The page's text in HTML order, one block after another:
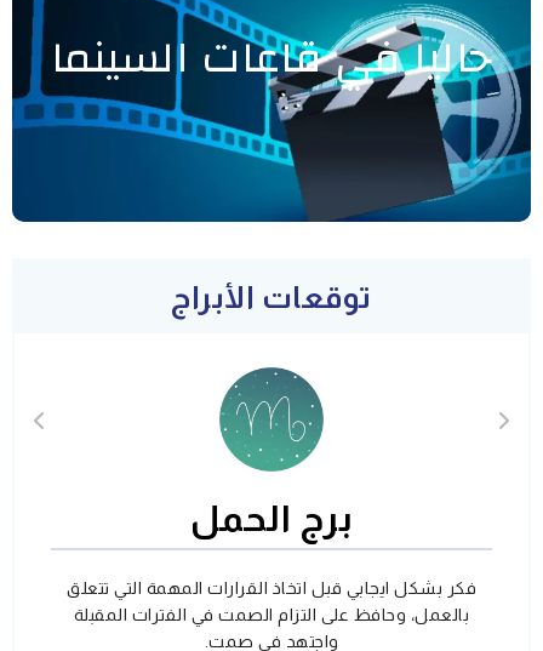
حاليا في قاعات السينما
توقعات الأبراج
برج الحمل
فكر بشكل ايجابي قبل اتخاذ القرارات المهمة التي تتعلق
بالعمل، وحافظ على التزام الصمت في الفترات المقبلة
واجتهد في صمت.